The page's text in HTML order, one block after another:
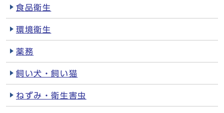
食品衛生
環境衛生
薬務
飼い犬・飼い猫
ねずみ・衛生害虫